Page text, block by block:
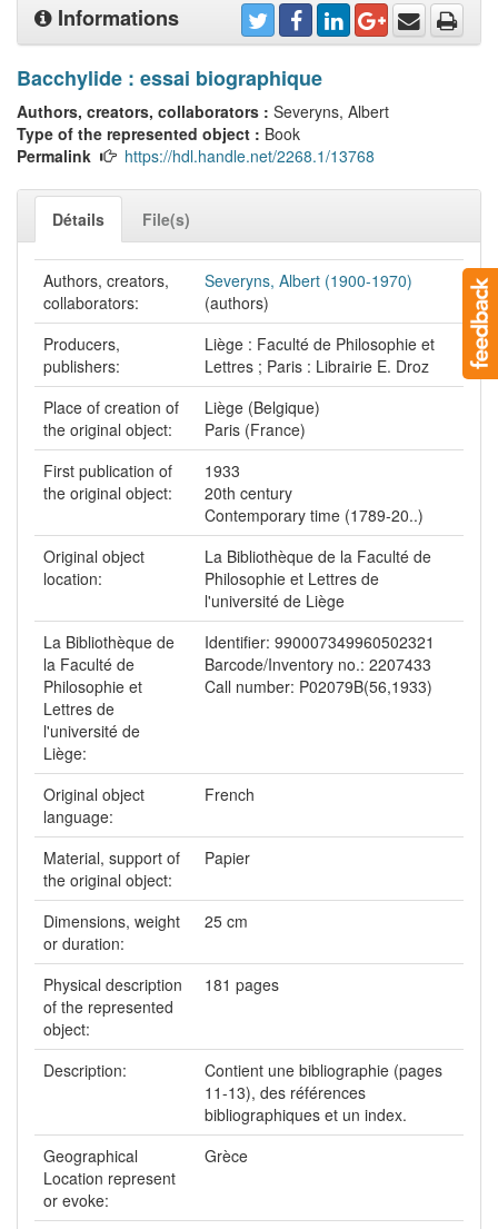
Informations
Bacchylide : essai biographique
Authors, creators, collaborators : Severyns, Albert
Type of the represented object : Book
Permalink
https://hdl.handle.net/2268.1/13768
Détails File(s)
Authors, creators,
collaborators:
Severyns, Albert (1900-1970)
(authors)
Producers,
publishers:
Liège : Faculté de Philosophie et
Lettres ; Paris : Librairie E. Droz
Place of creation of
the original object:
Liège (Belgique)
Paris (France)
First publication of
the original object:
1933
20th century
Contemporary time (1789-20..)
Original object
location:
La Bibliothèque de la Faculté de
Philosophie et Lettres de
l'université de Liège
La Bibliothèque de
la Faculté de
Philosophie et
Lettres de
l'université de
Liège:
Identifier: 990007349960502321
Barcode/Inventory no.: 2207433
Call number: P02079B(56,1933)
Original object
language:
French
Material, support of
the original object:
Papier
Dimensions, weight
or duration:
25 cm
Physical description
of the represented
object:
181 pages
Description:
Contient une bibliographie (pages
11-13), des références
bibliographiques et un index.
Geographical
Location represent
or evoke:
Grèce